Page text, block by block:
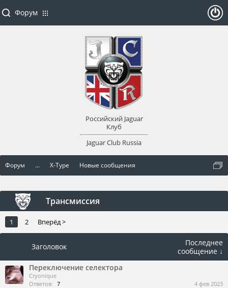
Форум ... X-Type Новые сообщения
Трансмиссия
1 2 Вперёд >
Заголовок
Последнее
сообщение ↓
Переключение селектора
Cryonique
Ответов: 7 4 фев 2023
Форум
Российский Jaguar
Клуб
Jaguar Club Russia
оват